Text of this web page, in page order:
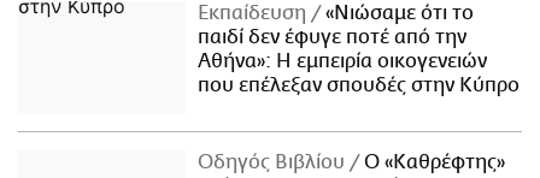
Εκπαίδευση
«Νιώσαμε ότι το
παιδί δεν έφυγε ποτέ από την
Αθήνα»: Η εμπειρία οικογενειών
που επέλεξαν σπουδές στην Κύπρο
Οδηγός Βιβλίου
Ο «Καθρέφτης»